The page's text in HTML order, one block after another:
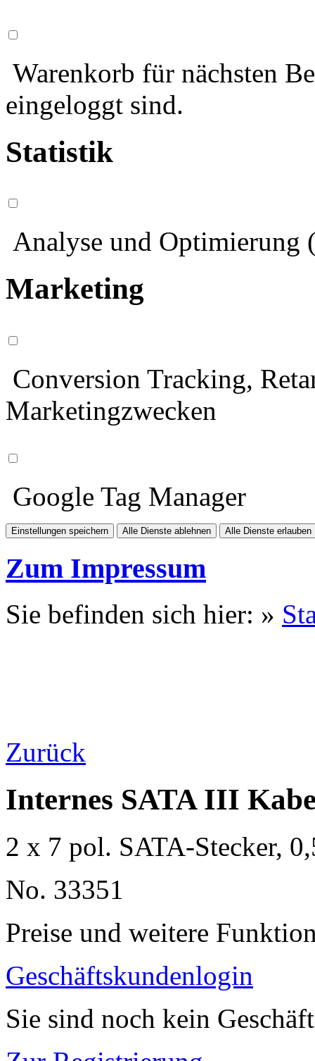
Warenkorb für nächsten
eingeloggt sind.
Statistik
Analyse und Optimierung
Marketing
Conversion Tracking,
Marketingzwecken
Google Tag Manager
Einstellungen speichern Alle Dienste ablehnen Alle Dienste erlauben
Zum Impressum
Sie befinden sich hier: »
Zurück
Internes SATA III
2 x 7 pol. SATA-Stecker,
No. 33351
Preise und weitere
Geschäftskundenlogin
Sie sind noch kein